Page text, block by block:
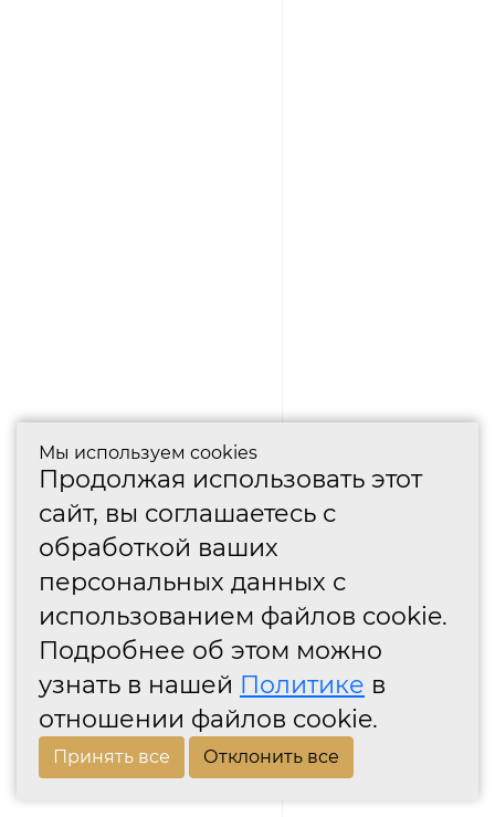
Мы используем cookies
Продолжая использовать этот
сайт, вы соглашаетесь с
обработкой ваших
персональных данных с
использованием файлов cookie.
Подробнее об этом можно
узнать в нашей Политике в
отношении файлов cookie.
Принять все Отклонить все